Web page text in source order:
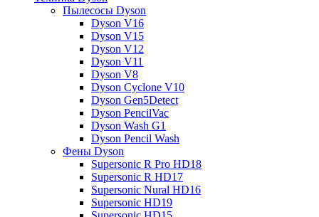
Пылесосы Dyson
Dyson V16
Dyson V15
Dyson V12
Dyson V11
Dyson V8
Dyson Cyclone V10
Dyson Gen5Detect
Dyson PencilVac
Dyson Wash G1
Dyson Pencil Wash
Фены Dyson
Supersonic R Pro HD18
Supersonic R HD17
Supersonic Nural HD16
Supersonic HD19